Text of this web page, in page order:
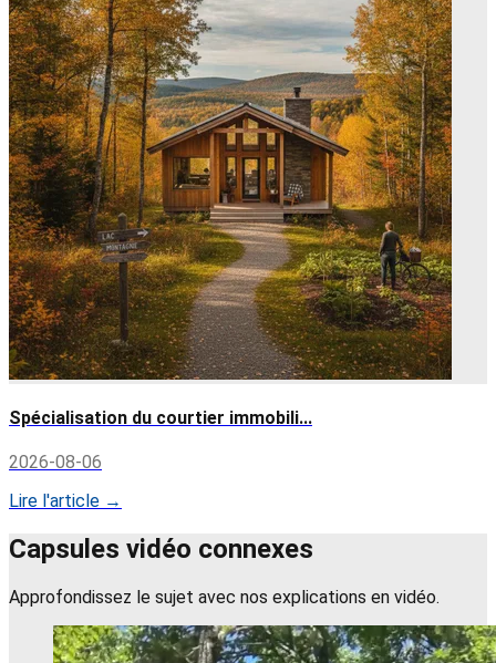
Spécialisation du courtier immobili...
2026-08-06
Lire l'article →
Capsules vidéo connexes
Approfondissez le sujet avec nos explications en vidéo.